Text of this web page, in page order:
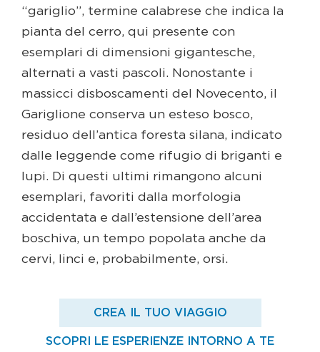
“gariglio”, termine calabrese che indica la
pianta del cerro, qui presente con
esemplari di dimensioni gigantesche,
alternati a vasti pascoli. Nonostante i
massicci disboscamenti del Novecento, il
Gariglione conserva un esteso bosco,
residuo dell’antica foresta silana, indicato
dalle leggende come rifugio di briganti e
lupi. Di questi ultimi rimangono alcuni
esemplari, favoriti dalla morfologia
accidentata e dall’estensione dell’area
boschiva, un tempo popolata anche da
cervi, linci e, probabilmente, orsi.